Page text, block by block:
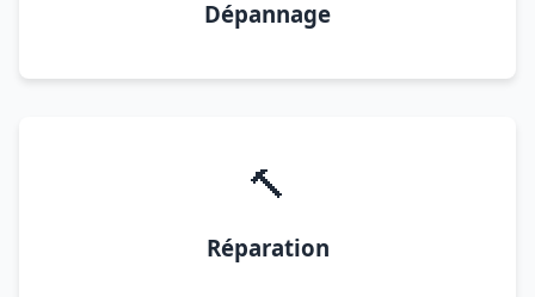
Dépannage
🔨
Réparation